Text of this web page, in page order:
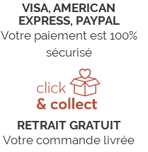
VISA, AMERICAN
EXPRESS, PAYPAL
Votre paiement est 100%
sécurisé
RETRAIT GRATUIT
Votre commande livrée